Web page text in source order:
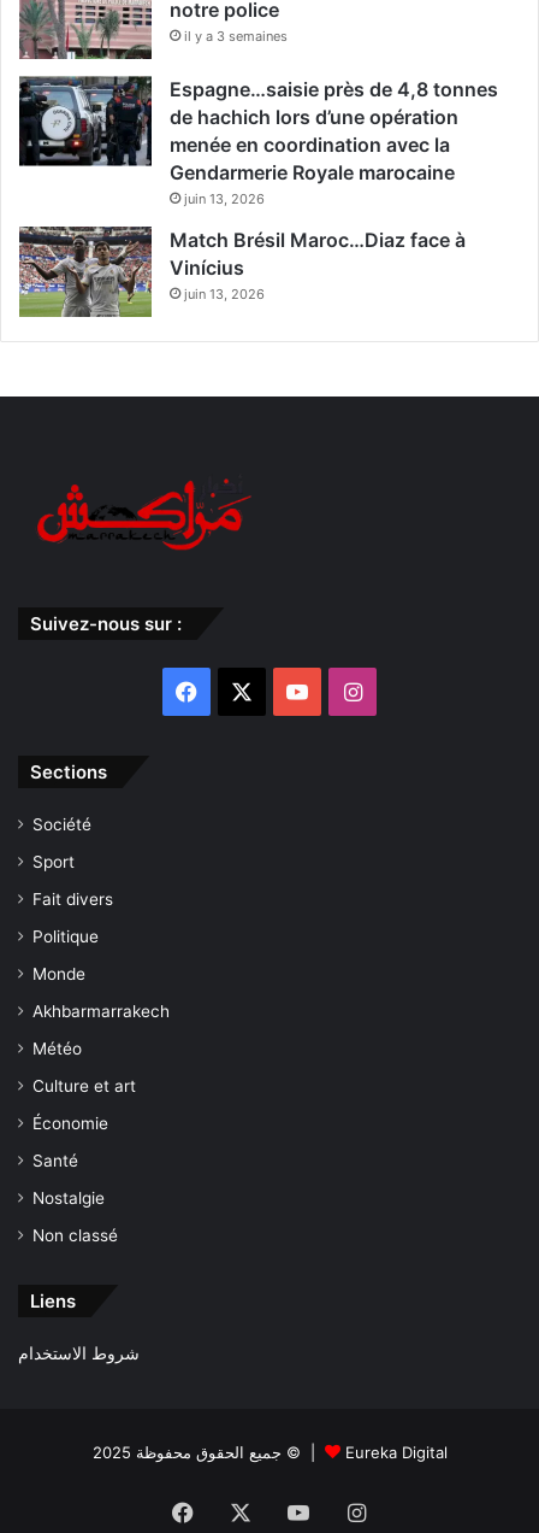
notre police
il y a 3 semaines
Espagne…saisie près de 4,8 tonnes
de hachich lors d’une opération
menée en coordination avec la
Gendarmerie Royale marocaine
juin 13, 2026
Match Brésil Maroc…Diaz face à
Vinícius
juin 13, 2026
Suivez-nous sur :
Facebook YouTubeInstagram
Sections
Société
Sport
Fait divers
Politique
Monde
Akhbarmarrakech
Météo
Culture et art
Économie
Santé
Nostalgie
Non classé
Liens
شروط الاستخدام
جميع الحقوق محفوظة 2025 © | Eureka Digital
Facebook YouTubeInstagram